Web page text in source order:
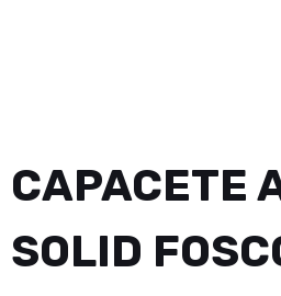
CAPACETE
SOLID